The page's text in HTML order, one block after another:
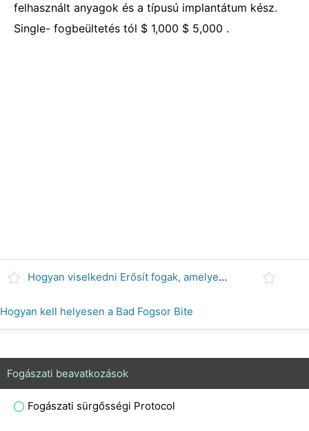
felhasznált anyagok és a típusú implantátum kész.
Single- fogbeültetés tól $ 1,000 $ 5,000 .
Hogyan viselkedni Erősít fogak, amelyek nem középen
Hogyan kell helyesen a Bad Fogsor Bite
Fogászati beavatkozások
Fogászati ​​sürgősségi Protocol